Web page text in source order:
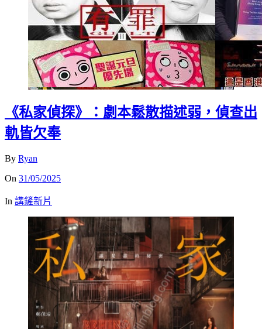
《私家偵探》：劇本鬆散描述弱，偵查出
軌皆欠奉
By Ryan
On 31/05/2025
In 講鏟新片